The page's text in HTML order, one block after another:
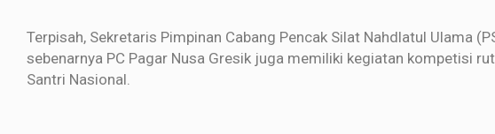
Terpisah, Sekretaris Pimpinan Cabang Pencak Silat Nahdlatul Ulama
sebenarnya PC Pagar Nusa Gresik juga memiliki kegiatan kompetisi
Santri Nasional.